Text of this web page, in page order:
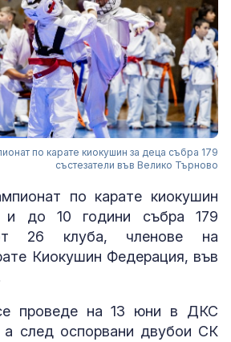
по карате киокушин за деца събра 179
състезатели във Велико Търново
по карате киокушин
до 10 години събра 179
26 клуба, членове на
Киокушин Федерация, във
проведе на 13 юни в ДКС
а след оспорвани двубои СК